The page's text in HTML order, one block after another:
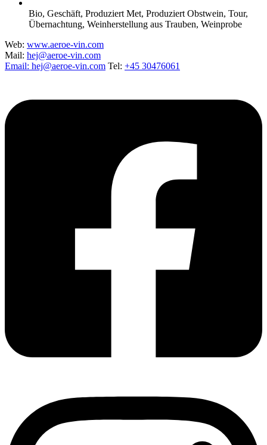
Bio, Geschäft, Produziert Met, Produziert Obstwein, Tour,
Übernachtung, Weinherstellung aus Trauben, Weinprobe
Web: www.aeroe-vin.com
Mail: hej@aeroe-vin.com
Email: hej@aeroe-vin.com Tel: +45 30476061